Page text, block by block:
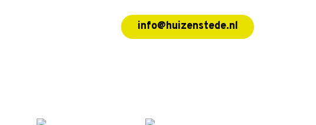
info@huizenstede.nl